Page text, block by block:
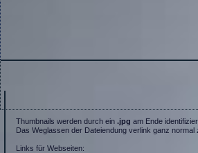
Thumbnails werden durch ein .jpg am Ende
Das Weglassen der Dateiendung verlink ganz normal
Links für Webseiten: